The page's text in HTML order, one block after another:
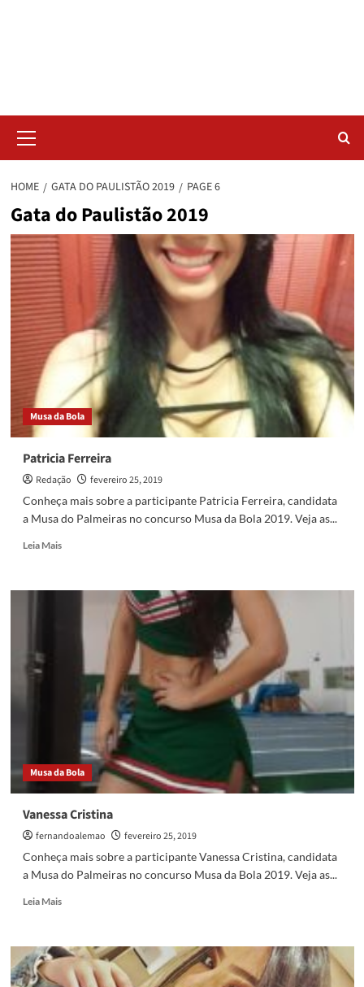
Menu
HOME GATA DO PAULISTÃO 2019 PAGE 6
Gata do Paulistão 2019
Musa da Bola
Patricia Ferreira
Redação
fevereiro 25, 2019
Conheça mais sobre a participante Patricia Ferreira, candidata
a Musa do Palmeiras no concurso Musa da Bola 2019. Veja as...
Leia MaisRead
Patricia
Musa da Bola
Vanessa Cristina
fernandoalemao
fevereiro 25, 2019
Conheça mais sobre a participante Vanessa Cristina, candidata
a Musa do Palmeiras no concurso Musa da Bola 2019. Veja as...
Leia MaisRead
Vanessa
Cristina